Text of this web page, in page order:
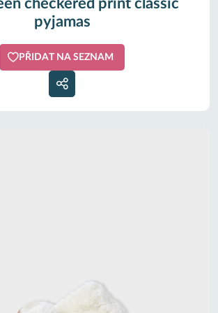
checkered print classic
pyjamas
PŘIDAT NA SEZNAM